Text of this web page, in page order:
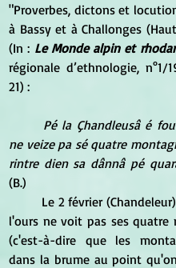
"Proverbes, dictons et
à Bassy et à Challonges
(In : Le Monde alpin et
régionale d’ethnologie, n°1/
21) :
Pé la Çhandleusâ é
ne veize pa sé quatre
rintre dien sa dânnâ pé
(B.)
l'ours ne voit pas ses quatre
(c'est-à-dire que les
dans la brume au point